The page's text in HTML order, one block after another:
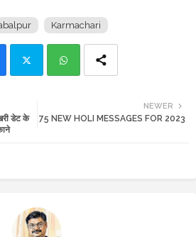
Karmachari
tte ats
NEWER
75 NEW HOLI MESSAGES FOR 2023
डेट के